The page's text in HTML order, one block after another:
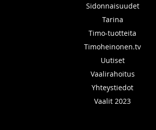
Sidonnaisuudet
Tarina
Timo-tuotteita
Timoheinonen.tv
Uutiset
Vaalirahoitus
Yhteystiedot
Vaalit 2023